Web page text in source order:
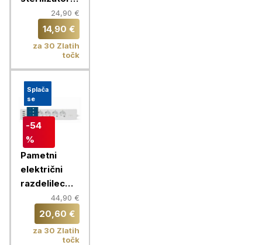
vgrajenim
časovnikom,
Chameleon
24,90 €
14,90 €
za 30 Zlatih
točk
Splača
se
-54
%
Pametni
električni
razdelilec
Chameleon
44,90 €
20,60 €
za 30 Zlatih
točk